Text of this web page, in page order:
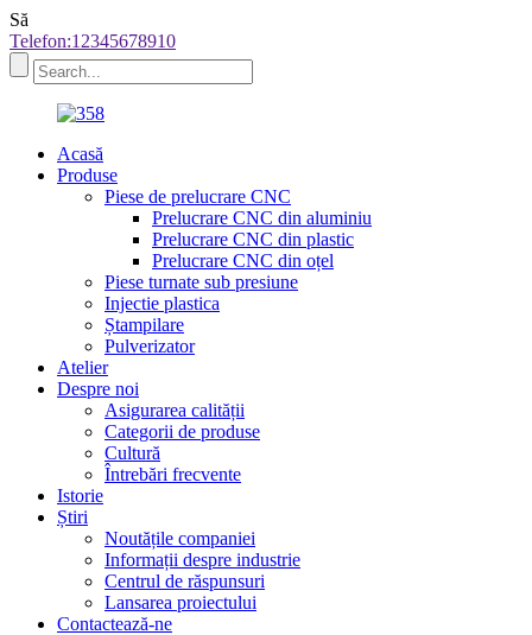
Să
Telefon:12345678910
Acasă
Produse
Piese de prelucrare CNC
Prelucrare CNC din aluminiu
Prelucrare CNC din plastic
Prelucrare CNC din oțel
Piese turnate sub presiune
Injectie plastica
Ștampilare
Pulverizator
Atelier
Despre noi
Asigurarea calității
Categorii de produse
Cultură
Întrebări frecvente
Istorie
Știri
Noutățile companiei
Informații despre industrie
Centrul de răspunsuri
Lansarea proiectului
Contactează-ne